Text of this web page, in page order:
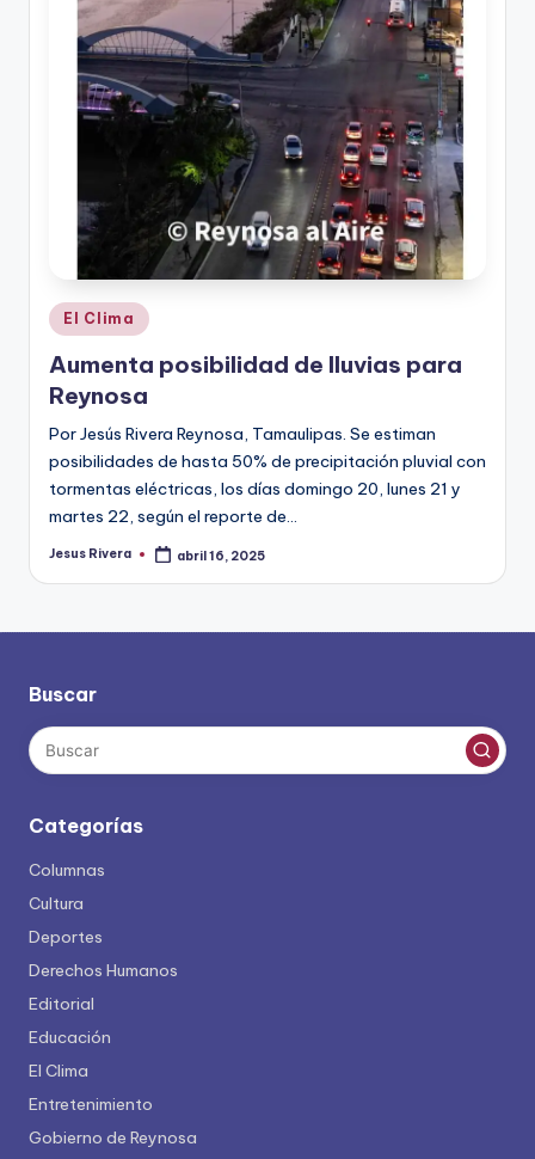
Publicado
en
El Clima
Aumenta posibilidad de lluvias para
Reynosa
Por Jesús Rivera Reynosa, Tamaulipas. Se estiman
posibilidades de hasta 50% de precipitación pluvial con
tormentas eléctricas, los días domingo 20, lunes 21 y
martes 22, según el reporte de…
Publicado
Jesus Rivera abril 16, 2025
Buscar
Categorías
Columnas
Cultura
Deportes
Derechos Humanos
Editorial
Educación
El Clima
Entretenimiento
Gobierno de Reynosa